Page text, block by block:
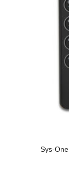
Sys-